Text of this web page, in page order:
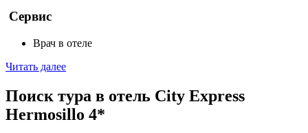
Сервис
Врач в отеле
Читать далее
Поиск тура в отель City Express
Hermosillo 4*